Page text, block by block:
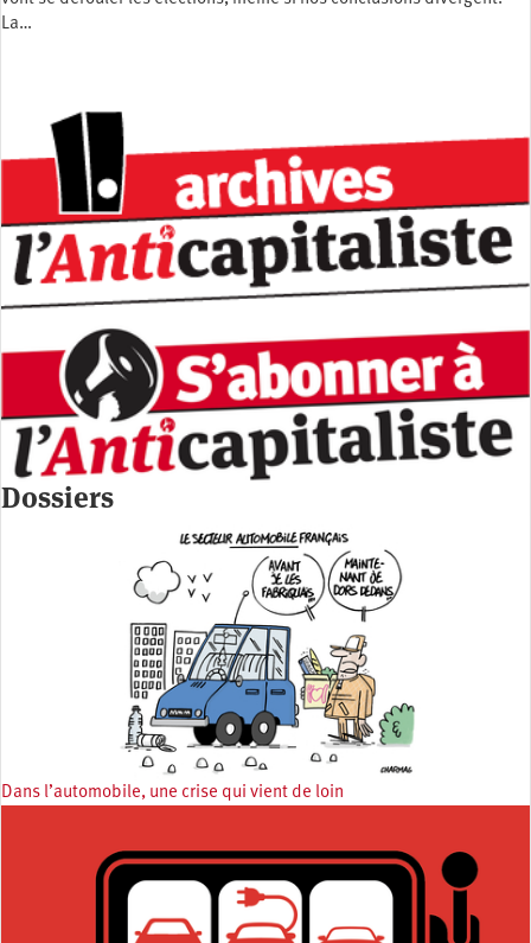
La…
Dossiers
Dans l’automobile, une crise qui vient de loin